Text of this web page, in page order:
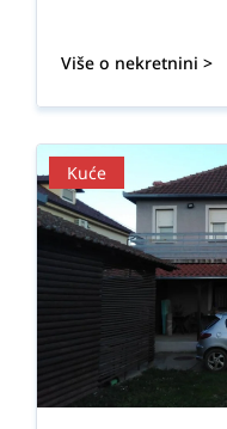
Više o nekretnini >
Kuće